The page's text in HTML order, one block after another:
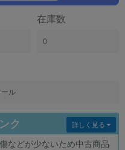
在庫数
0
ル
ク
などが少ないため中古商品
詳しく見る